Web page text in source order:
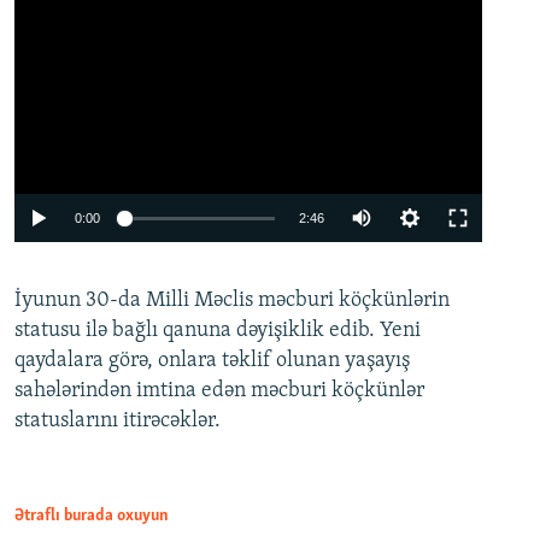
0:00 2:46
360p
480p
720p
İyunun 30-da Milli Məclis məcburi köçkünlərin
statusu ilə bağlı qanuna dəyişiklik edib. Yeni
qaydalara görə, onlara təklif olunan yaşayış
sahələrindən imtina edən məcburi köçkünlər
statuslarını itirəcəklər.
Ətraflı burada oxuyun